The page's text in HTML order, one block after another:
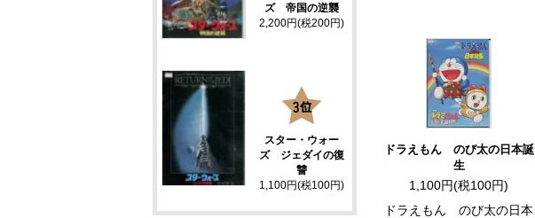
ドラえもん のび太の日本誕
生
1,100円(税100円)
ドラえもん のび太の日本
ズ 帝国の逆襲
2,200円(税200円)
スター・ウォー
ズ ジェダイの復
讐
1,100円(税100円)